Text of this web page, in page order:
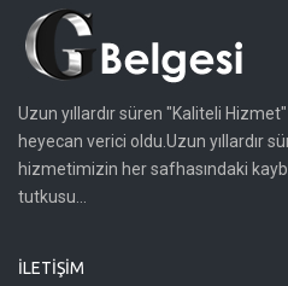
Uzun yıllardır süren "Kaliteli
heyecan verici oldu.Uzun yıllardır
hizmetimizin her safhasındaki
tutkusu...
İLETIŞIM